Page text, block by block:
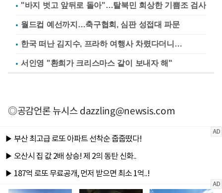
"바지 벗고 앞뒤로 돌아"…탈북민 회상한 기쁨조 검사
월드컵 예선까지…축구협회, 심판 성접대 파문
한국 떠난 김지수, 프라하 여행사 차렸다더니…
서인영 "환희가 크리스마스 같이 보내자 해"
◎공감언론 뉴시스dazzling@newsis.com